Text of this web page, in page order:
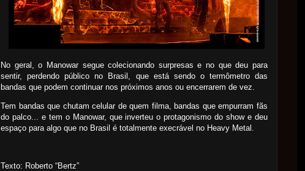
No geral, o Manowar segue colecionando surpresas e no que deu para
sentir, perdendo público no Brasil, que está sendo o termômetro das
bandas que podem continuar nos próximos anos ou encerrarem de vez.
Tem bandas que chutam celular de quem filma, bandas que empurram fãs
do palco... e tem o Manowar, que inverteu o protagonismo do show e deu
espaço para algo que no Brasil é totalmente execrável no Heavy Metal.
Texto: Roberto “Bertz”